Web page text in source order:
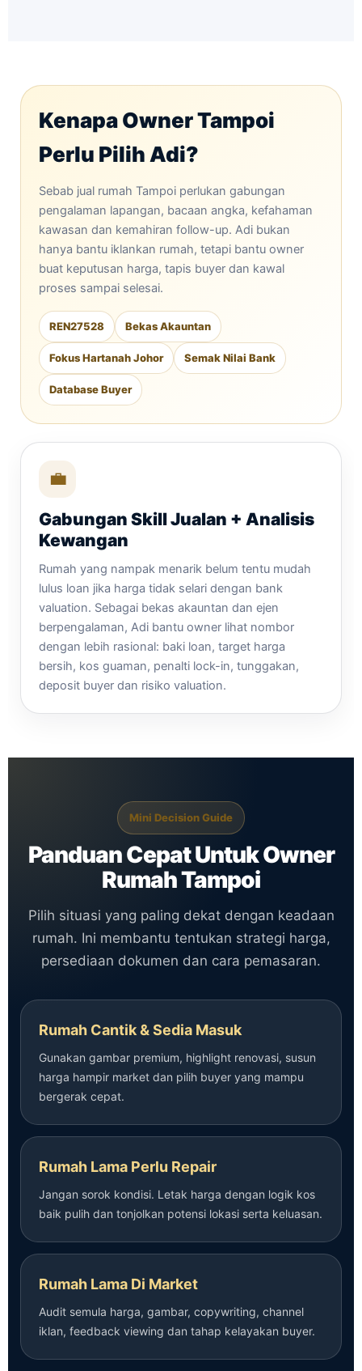
Kenapa Owner Tampoi
Perlu Pilih Adi?
Sebab jual rumah Tampoi perlukan gabungan
pengalaman lapangan, bacaan angka, kefahaman
kawasan dan kemahiran follow-up. Adi bukan
hanya bantu iklankan rumah, tetapi bantu owner
buat keputusan harga, tapis buyer dan kawal
proses sampai selesai.
REN27528 Bekas Akauntan
Fokus Hartanah Johor Semak Nilai Bank
Database Buyer
💼
Gabungan Skill Jualan + Analisis
Kewangan
Rumah yang nampak menarik belum tentu mudah
lulus loan jika harga tidak selari dengan bank
valuation. Sebagai bekas akauntan dan ejen
berpengalaman, Adi bantu owner lihat nombor
dengan lebih rasional: baki loan, target harga
bersih, kos guaman, penalti lock-in, tunggakan,
deposit buyer dan risiko valuation.
Mini Decision Guide
Panduan Cepat Untuk Owner
Rumah Tampoi
Pilih situasi yang paling dekat dengan keadaan
rumah. Ini membantu tentukan strategi harga,
persediaan dokumen dan cara pemasaran.
Rumah Cantik & Sedia Masuk
Gunakan gambar premium, highlight renovasi, susun
harga hampir market dan pilih buyer yang mampu
bergerak cepat.
Rumah Lama Perlu Repair
Jangan sorok kondisi. Letak harga dengan logik kos
baik pulih dan tonjolkan potensi lokasi serta keluasan.
Rumah Lama Di Market
Audit semula harga, gambar, copywriting, channel
iklan, feedback viewing dan tahap kelayakan buyer.